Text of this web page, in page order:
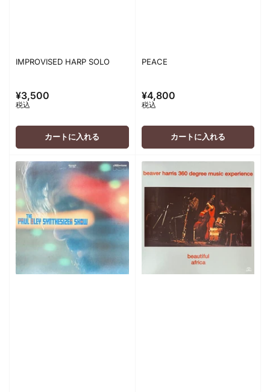
IMPROVISED HARP SOLO
通
常
価
¥3,500
税込
カートに入れる
PEACE
通
常
価
¥4,800
税込
カートに入れる